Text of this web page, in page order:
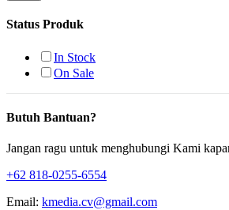
Status Produk
In Stock
On Sale
Butuh Bantuan?
Jangan ragu untuk menghubungi Kami
+62 818-0255-6554
Email: kmedia.cv@gmail.com